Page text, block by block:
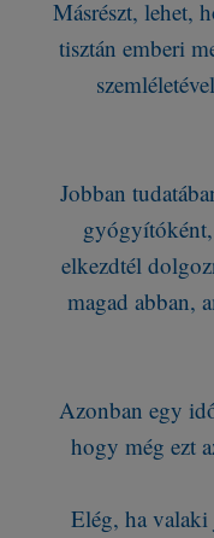
Másrészt, lehet,
tisztán emberi
Jobban
gyógyítóként,
elkezdtél
magad abban,
Azonban egy
hogy még ezt
Elég, ha valaki